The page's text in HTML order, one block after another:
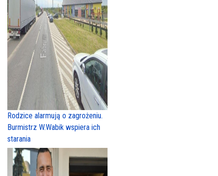
Rodzice alarmują o zagrożeniu.
Burmistrz W.Wabik wspiera ich
starania